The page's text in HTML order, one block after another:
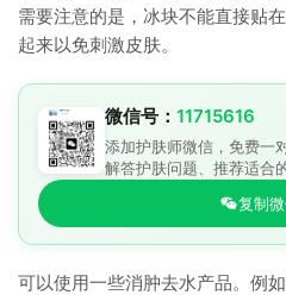
需要注意的是，冰块不能直接贴
起来以免刺激皮肤。
微信号： 11715616
添加护肤师微信，免费一
解答护肤问题、推荐适合
复制
可以使用一些消肿去水产品。例